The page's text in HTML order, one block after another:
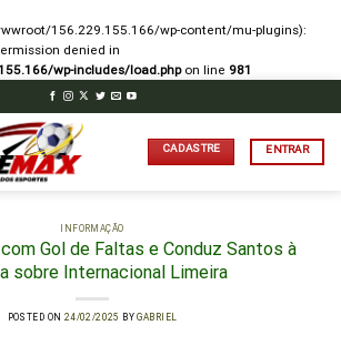
156.229.155.166/wp-content/mu-plugins):
denied in
wp-includes/load.phpon line 981
CADASTRE ENTRAR
INFORMAÇÃO
Gol de Faltas e Conduz Santos à
sobre Internacional Limeira
POSTED ON 24/02/2025 BYGABRIEL